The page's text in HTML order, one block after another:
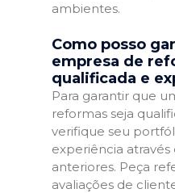
ambientes.
Como posso
empresa de
qualificada e
Para garantir que
reformas seja
verifique seu
experiência
anteriores. Peça
avaliações de